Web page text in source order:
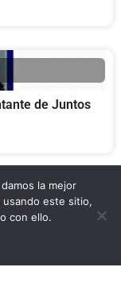
de Juntos
el ingreso
la mejor
este sitio,
con ello.